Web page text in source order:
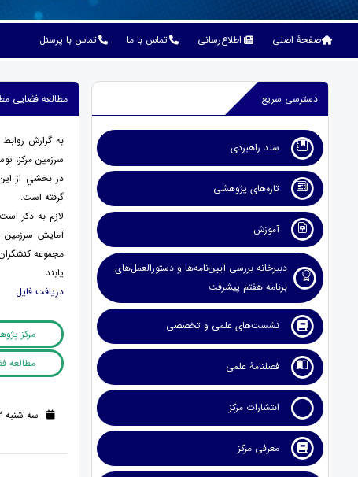
صفحۀ اصلی اطلاع‌رسانی تماس با ما تماس با پرسنل
دسترسی سریع
سند راهبردی
تازه‌های پژوهشی
آموزش
دبیرخانه بررسی آیین‌نامه‌ها و دستورالعمل‌های
برنامه هفتم پیشرفت
نشست‌های علمی و تخصصی
فصلنامۀ علمی
انتشارات مرکز
معرفی مرکز
مطالعه فضایی
به گزارش
سرزمين مركز، توسعه
در بخشي از
گرفته است.
آمايش
يابند.
دريافت فايل
مرکز
مطالعه
سه شنبه 02 آذر 1400 (4 سال قبل )